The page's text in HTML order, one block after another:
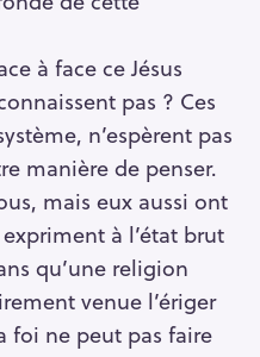
à face ce Jésus
pas ? Ces
n’espèrent pas
manière de penser.
mais eux aussi ont
à l’état brut
qu’une religion
venue l’ériger
foi ne peut pas faire